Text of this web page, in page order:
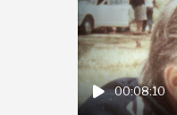
00:08:10